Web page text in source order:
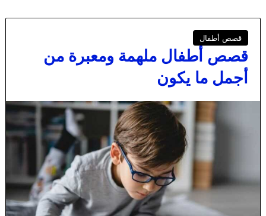
قصص أطفال
قصص أطفال ملهمة ومعبرة من
أجمل ما يكون